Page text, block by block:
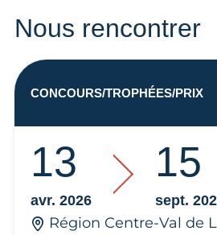
Nous rencontrer
13
avr. 2026
15
sept.
Région Centre-Val de
CONCOURS/TROPHÉES/PRIX